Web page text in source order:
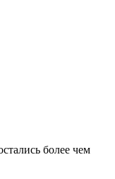
более чем